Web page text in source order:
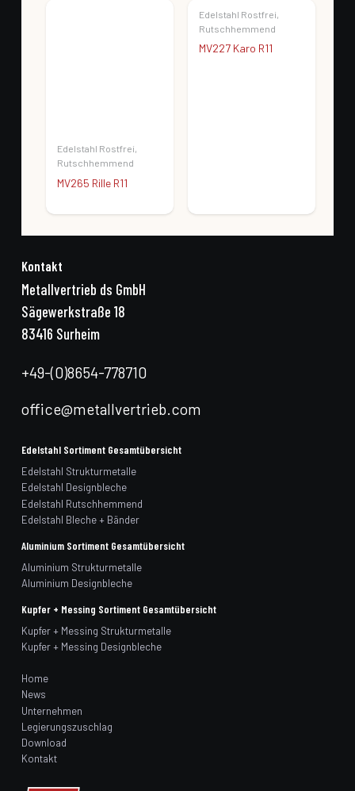
Edelstahl Rostfrei,
Rutschhemmend
MV265 Rille R11
Edelstahl Rostfrei,
Rutschhemmend
MV227 Karo R11
Kontakt
Metallvertrieb ds GmbH
Sägewerkstraße 18
83416 Surheim
+49-(0)8654-778710
office@metallvertrieb.com
Edelstahl Sortiment Gesamtübersicht
Edelstahl Strukturmetalle
Edelstahl Designbleche
Edelstahl Rutschhemmend
Edelstahl Bleche + Bänder
Aluminium Sortiment Gesamtübersicht
Aluminium Strukturmetalle
Aluminium Designbleche
Kupfer + Messing Sortiment Gesamtübersicht
Kupfer + Messing Strukturmetalle
Kupfer + Messing Designbleche
Home
News
Unternehmen
Legierungszuschlag
Download
Kontakt